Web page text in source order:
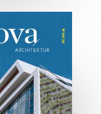
August